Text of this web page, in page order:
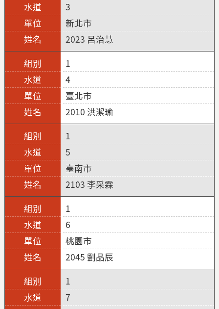
3
新北市
2023 呂治慧
1
4
臺北市
2010 洪潔瑜
1
5
臺南市
2103 李采霖
1
6
桃園市
2045 劉品辰
1
7